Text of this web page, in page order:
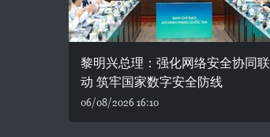
黎明兴总理：强化网络安全协同联
动 筑牢国家数字安全防线
06/08/2026 16:10